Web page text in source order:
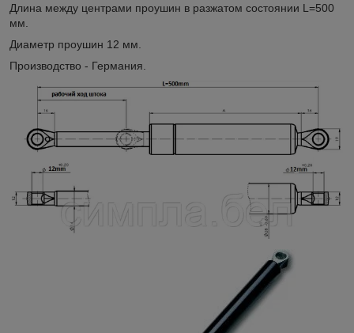
Длина между центрами проушин в разжатом состоянии L=500
мм.
Диаметр проушин 12 мм.
Производство - Германия.